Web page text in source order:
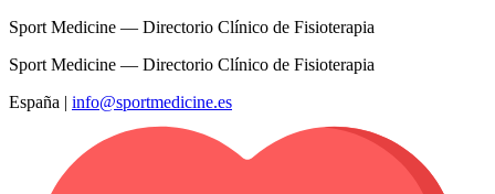
Sport Medicine — Directorio Clínico de Fisioterapia
Sport Medicine — Directorio Clínico de Fisioterapia
España | info@sportmedicine.es